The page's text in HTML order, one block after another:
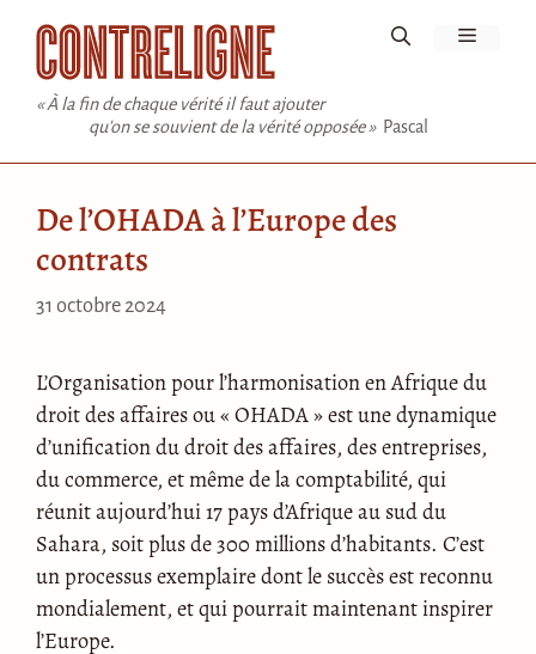
contenu
« À la fin de chaque vérité il faut ajouter
qu'on se souvient de la vérité opposée » Pascal
Menu
De l’OHADA à l’Europe des
contrats
31 octobre 2024
L’Organisation pour l’harmonisation en Afrique du
droit des affaires ou « OHADA » est une dynamique
d’unification du droit des affaires, des entreprises,
du commerce, et même de la comptabilité, qui
réunit aujourd’hui 17 pays d’Afrique au sud du
Sahara, soit plus de 300 millions d’habitants. C’est
un processus exemplaire dont le succès est reconnu
mondialement, et qui pourrait maintenant inspirer
l’Europe.